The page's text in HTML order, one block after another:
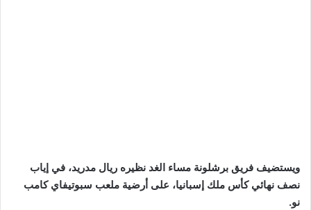
ويستضيف فريق برشلونة مساء الغد نظيره ريال مدريد، في إياب
نصف نهائي كأس ملك إسبانيا، على أرضية ملعب سبوتيفاي كامب
نو.